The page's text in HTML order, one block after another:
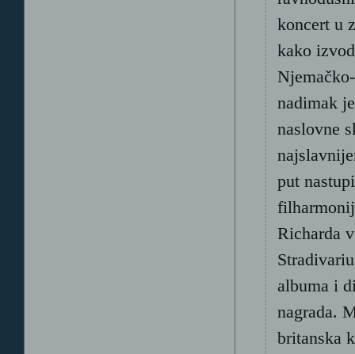
koncert u
kako
nadimak
naslovne
put
Richarda
albuma i
nagrada.
britanska